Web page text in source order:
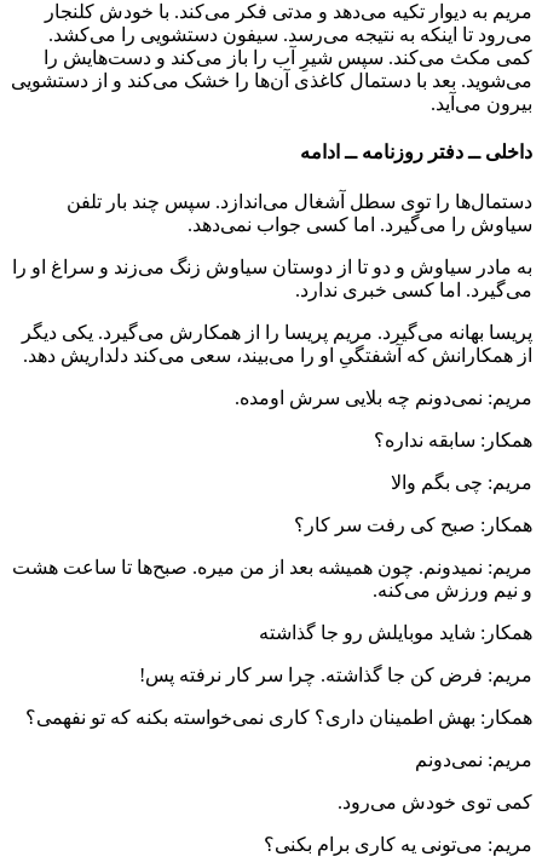
مریم به دیوار تکیه می‌دهد و مدتی فکر می‌کند. با خودش کلنجار
می‌رود تا اینکه به نتیجه می‌رسد. سیفون دستشویی را می‌کشد.
کمی مکث می‌کند. سپس شیرِ آب را باز می‌کند و دست‌هایش را
می‌شوید. بعد با دستمال کاغذی آن‌ها را خشک می‌کند و از دستشویی
بیرون می‌آید.
داخلی ــ دفتر روزنامه ــ ادامه
دستمال‌ها را توی سطل آشغال می‌اندازد. سپس چند بار تلفن
سیاوش را می‌گیرد. اما کسی جواب نمی‌دهد.
به مادر سیاوش و دو تا از دوستان سیاوش زنگ می‌زند و سراغ او را
می‌گیرد. اما کسی خبری ندارد.
پریسا بهانه می‌گیرد. مریم پریسا را از همکارش می‌گیرد. یکی دیگر
از همکارانش که آشفتگیِ او را می‌بیند، سعی می‌کند دلداریش دهد.
مریم: نمی‌دونم چه بلایی سرش اومده.
همکار: سابقه نداره؟
مریم: چی بگم والا
همکار: صبح کی رفت سر کار؟
مریم: نمیدونم. چون همیشه بعد از من میره. صبح‌ها تا ساعت هشت
و نیم ورزش می‌کنه.
همکار: شاید موبایلش رو جا گذاشته
مریم: فرض کن جا گذاشته. چرا سر کار نرفته پس!
همکار: بهش اطمینان داری؟ کاری نمی‌خواسته بکنه که تو نفهمی؟
مریم: نمی‌دونم
کمی توی خودش می‌رود.
مریم: می‌تونی یه کاری برام بکنی؟